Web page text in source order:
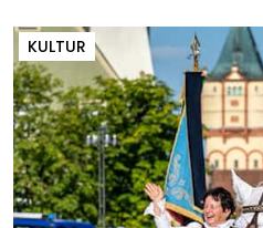
KULTUR